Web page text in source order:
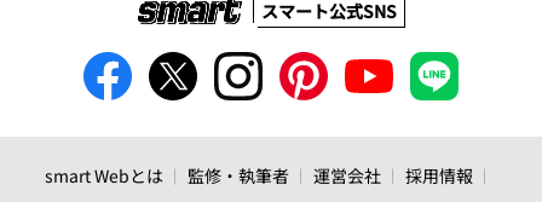
スマート公式SNS
smart Webとは 監修・執筆者 運営会社
採用情報